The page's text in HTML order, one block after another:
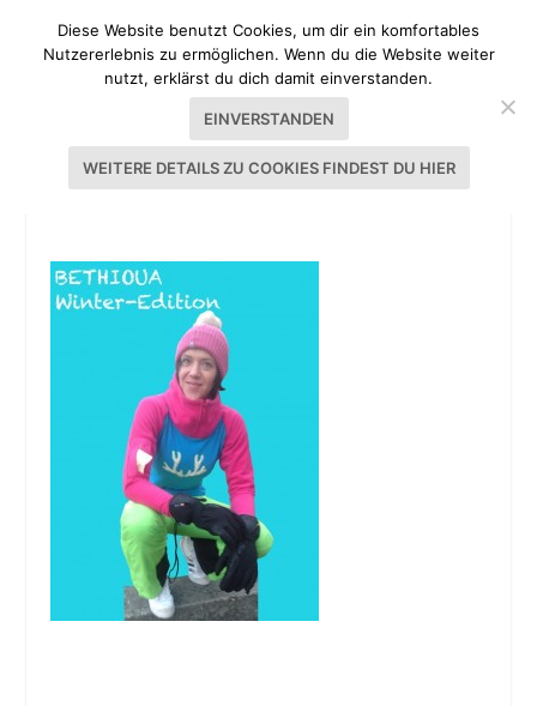
BETHIOUA SNOW-EDITION
Diese Website benutzt Cookies, um dir ein komfortables
Nutzererlebnis zu ermöglichen. Wenn du die Website weiter
nutzt, erklärst du dich damit einverstanden.
EINVERSTANDEN
WEITERE DETAILS ZU COOKIES FINDEST DU HIER